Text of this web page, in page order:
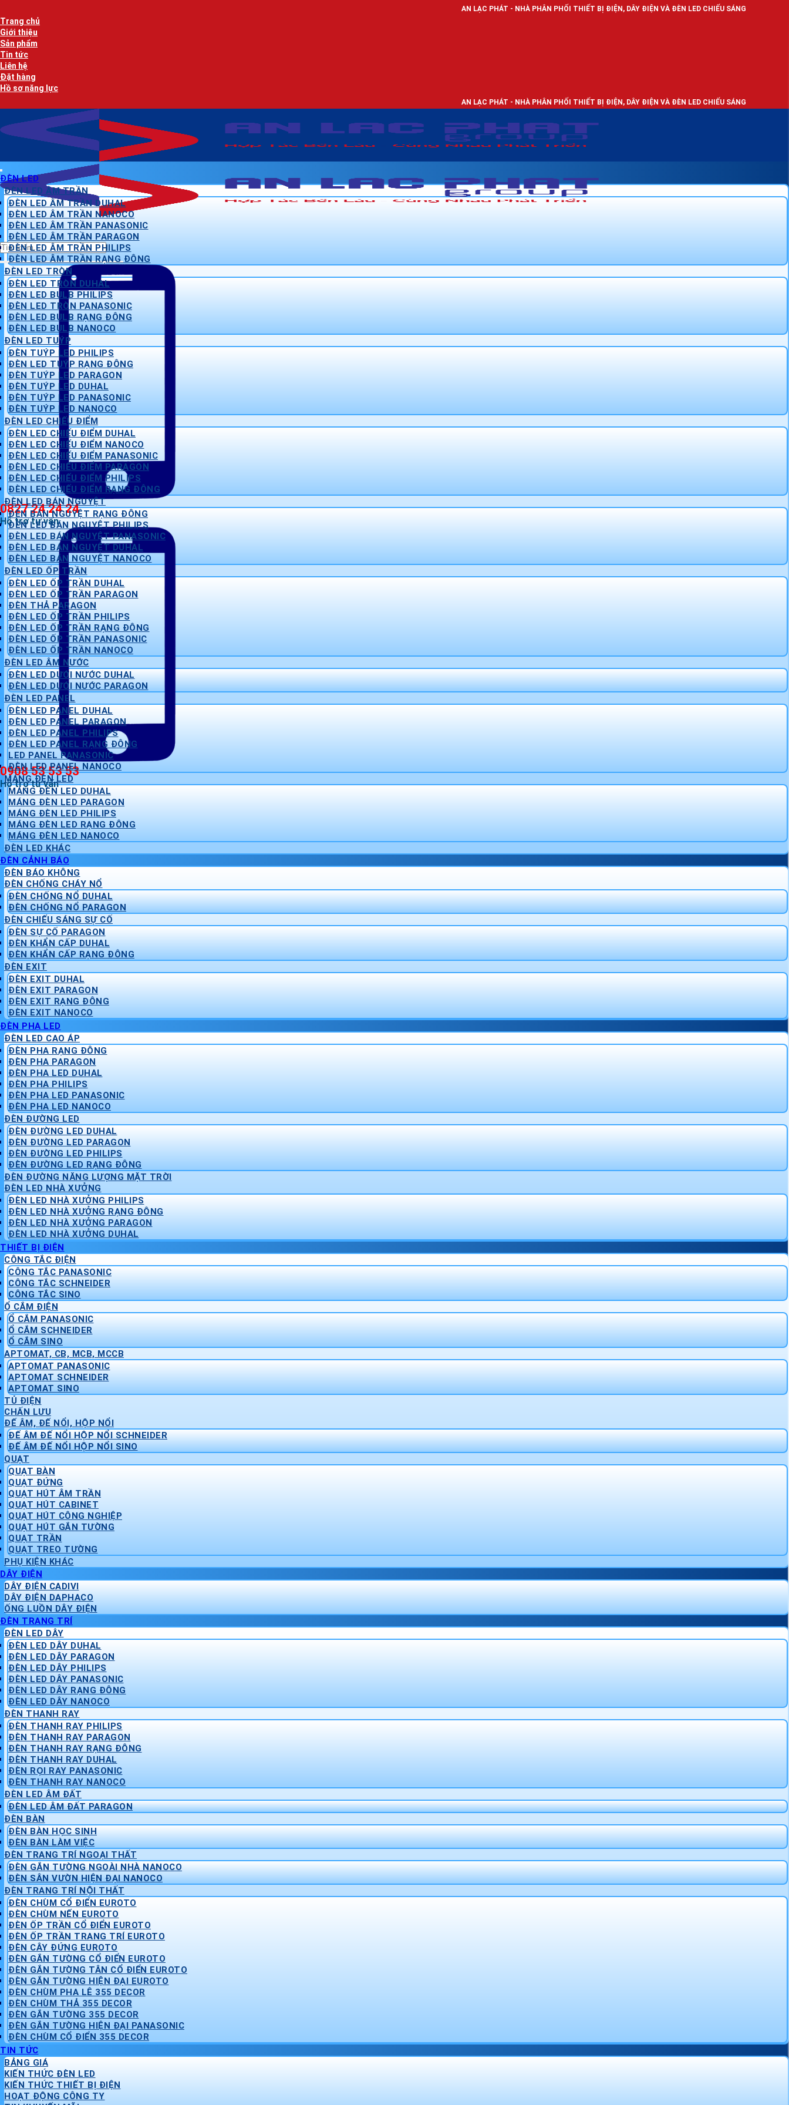
qua
nội
dung
AN LẠC PHÁT - NHÀ PHÂN PHỐI THIẾT BỊ ĐIỆN, DÂY ĐIỆN VÀ ĐÈN LED CHIẾU SÁNG
Trang chủ
Giới thiệu
Sản phẩm
Tin tức
Liên hệ
Đặt hàng
Hồ sơ năng lực
AN LẠC PHÁT - NHÀ PHÂN PHỐI THIẾT BỊ ĐIỆN, DÂY ĐIỆN VÀ ĐÈN LED CHIẾU SÁNG
Tìm
kiếm:
0827 24 24 24
Hỗ trợ tư vấn
0908 53 53 53
Hỗ trợ tư vấn
ĐÈN LED
ĐÈN LED ÂM TRẦN
ĐÈN LED ÂM TRẦN DUHAL
ĐÈN LED ÂM TRẦN NANOCO
ĐÈN LED ÂM TRẦN PANASONIC
ĐÈN LED ÂM TRẦN PARAGON
ĐÈN LED ÂM TRẦN PHILIPS
ĐÈN LED ÂM TRẦN RẠNG ĐÔNG
ĐÈN LED TRÒN
ĐÈN LED TRÒN DUHAL
ĐÈN LED BULB PHILIPS
ĐÈN LED TRÒN PANASONIC
ĐÈN LED BULB RẠNG ĐÔNG
ĐÈN LED BULB NANOCO
ĐÈN LED TUÝP
ĐÈN TUÝP LED PHILIPS
ĐÈN LED TUÝP RẠNG ĐÔNG
ĐÈN TUÝP LED PARAGON
ĐÈN TUÝP LED DUHAL
ĐÈN TUÝP LED PANASONIC
ĐÈN TUÝP LED NANOCO
ĐÈN LED CHIẾU ĐIỂM
ĐÈN LED CHIẾU ĐIỂM DUHAL
ĐÈN LED CHIẾU ĐIỂM NANOCO
ĐÈN LED CHIẾU ĐIỂM PANASONIC
ĐÈN LED CHIẾU ĐIỂM PARAGON
ĐÈN LED CHIẾU ĐIỂM PHILIPS
ĐÈN LED CHIẾU ĐIỂM RẠNG ĐÔNG
ĐÈN LED BÁN NGUYỆT
ĐÈN BÁN NGUYỆT RẠNG ĐÔNG
ĐÈN LED BÁN NGUYỆT PHILIPS
ĐÈN LED BÁN NGUYỆT PANASONIC
ĐÈN LED BÁN NGUYỆT DUHAL
ĐÈN LED BÁN NGUYỆT NANOCO
ĐÈN LED ỐP TRẦN
ĐÈN LED ỐP TRẦN DUHAL
ĐÈN LED ỐP TRẦN PARAGON
ĐÈN THẢ PARAGON
ĐÈN LED ỐP TRẦN PHILIPS
ĐÈN LED ỐP TRẦN RẠNG ĐÔNG
ĐÈN LED ỐP TRẦN PANASONIC
ĐÈN LED ỐP TRẦN NANOCO
ĐÈN LED ÂM NƯỚC
ĐÈN LED DƯỚI NƯỚC DUHAL
ĐÈN LED DƯỚI NƯỚC PARAGON
ĐÈN LED PANEL
ĐÈN LED PANEL DUHAL
ĐÈN LED PANEL PARAGON
ĐÈN LED PANEL PHILIPS
ĐÈN LED PANEL RẠNG ĐÔNG
LED PANEL PANASONIC
ĐÈN LED PANEL NANOCO
MÁNG ĐÈN LED
MÁNG ĐÈN LED DUHAL
MÁNG ĐÈN LED PARAGON
MÁNG ĐÈN LED PHILIPS
MÁNG ĐÈN LED RẠNG ĐÔNG
MÁNG ĐÈN LED NANOCO
ĐÈN LED KHÁC
ĐÈN CẢNH BÁO
ĐÈN BÁO KHÔNG
ĐÈN CHỐNG CHÁY NỔ
ĐÈN CHỐNG NỔ DUHAL
ĐÈN CHỐNG NỔ PARAGON
ĐÈN CHIẾU SÁNG SỰ CỐ
ĐÈN SỰ CỐ PARAGON
ĐÈN KHẨN CẤP DUHAL
ĐÈN KHẨN CẤP RẠNG ĐÔNG
ĐÈN EXIT
ĐÈN EXIT DUHAL
ĐÈN EXIT PARAGON
ĐÈN EXIT RẠNG ĐÔNG
ĐÈN EXIT NANOCO
ĐÈN PHA LED
ĐÈN LED CAO ÁP
ĐÈN PHA RẠNG ĐÔNG
ĐÈN PHA PARAGON
ĐÈN PHA LED DUHAL
ĐÈN PHA PHILIPS
ĐÈN PHA LED PANASONIC
ĐÈN PHA LED NANOCO
ĐÈN ĐƯỜNG LED
ĐÈN ĐƯỜNG LED DUHAL
ĐÈN ĐƯỜNG LED PARAGON
ĐÈN ĐƯỜNG LED PHILIPS
ĐÈN ĐƯỜNG LED RẠNG ĐÔNG
ĐÈN ĐƯỜNG NĂNG LƯỢNG MẶT TRỜI
ĐÈN LED NHÀ XƯỞNG
ĐÈN LED NHÀ XƯỞNG PHILIPS
ĐÈN LED NHÀ XƯỞNG RẠNG ĐÔNG
ĐÈN LED NHÀ XƯỞNG PARAGON
ĐÈN LED NHÀ XƯỞNG DUHAL
THIẾT BỊ ĐIỆN
CÔNG TẮC ĐIỆN
CÔNG TẮC PANASONIC
CÔNG TẮC SCHNEIDER
CÔNG TẮC SINO
Ổ CẮM ĐIỆN
Ổ CẮM PANASONIC
Ổ CẮM SCHNEIDER
Ổ CẮM SINO
APTOMAT, CB, MCB, MCCB
APTOMAT PANASONIC
APTOMAT SCHNEIDER
APTOMAT SINO
TỦ ĐIỆN
CHẤN LƯU
ĐẾ ÂM, ĐẾ NỔI, HỘP NỔI
ĐẾ ÂM ĐẾ NỔI HỘP NỔI SCHNEIDER
ĐẾ ÂM ĐẾ NỔI HỘP NỔI SINO
QUẠT
QUẠT BÀN
QUẠT ĐỨNG
QUẠT HÚT ÂM TRẦN
QUẠT HÚT CABINET
QUẠT HÚT CÔNG NGHIỆP
QUẠT HÚT GẮN TƯỜNG
QUẠT TRẦN
QUẠT TREO TƯỜNG
PHỤ KIỆN KHÁC
DÂY ĐIỆN
DÂY ĐIỆN CADIVI
DÂY ĐIỆN DAPHACO
ỐNG LUỒN DÂY ĐIỆN
ĐÈN TRANG TRÍ
ĐÈN LED DÂY
ĐÈN LED DÂY DUHAL
ĐÈN LED DÂY PARAGON
ĐÈN LED DÂY PHILIPS
ĐÈN LED DÂY PANASONIC
ĐÈN LED DÂY RẠNG ĐÔNG
ĐÈN LED DÂY NANOCO
ĐÈN THANH RAY
ĐÈN THANH RAY PHILIPS
ĐÈN THANH RAY PARAGON
ĐÈN THANH RAY RẠNG ĐÔNG
ĐÈN THANH RAY DUHAL
ĐÈN RỌI RAY PANASONIC
ĐÈN THANH RAY NANOCO
ĐÈN LED ÂM ĐẤT
ĐÈN LED ÂM ĐẤT PARAGON
ĐÈN BÀN
ĐÈN BÀN HỌC SINH
ĐÈN BÀN LÀM VIỆC
ĐÈN TRANG TRÍ NGOẠI THẤT
ĐÈN GẮN TƯỜNG NGOÀI NHÀ NANOCO
ĐÈN SÂN VƯỜN HIỆN ĐẠI NANOCO
ĐÈN TRANG TRÍ NỘI THẤT
ĐÈN CHÙM CỔ ĐIỂN EUROTO
ĐÈN CHÙM NẾN EUROTO
ĐÈN ỐP TRẦN CỔ ĐIỂN EUROTO
ĐÈN ỐP TRẦN TRANG TRÍ EUROTO
ĐÈN CÂY ĐỨNG EUROTO
ĐÈN GẮN TƯỜNG CỔ ĐIỂN EUROTO
ĐÈN GẮN TƯỜNG TÂN CỔ ĐIỂN EUROTO
ĐÈN GẮN TƯỜNG HIỆN ĐẠI EUROTO
ĐÈN CHÙM PHA LÊ 355 DECOR
ĐÈN CHÙM THẢ 355 DECOR
ĐÈN GẮN TƯỜNG 355 DECOR
ĐÈN GẮN TƯỜNG HIỆN ĐẠI PANASONIC
ĐÈN CHÙM CỔ ĐIỂN 355 DECOR
TIN TỨC
BẢNG GIÁ
KIẾN THỨC ĐÈN LED
KIẾN THỨC THIẾT BỊ ĐIỆN
HOẠT ĐỘNG CÔNG TY